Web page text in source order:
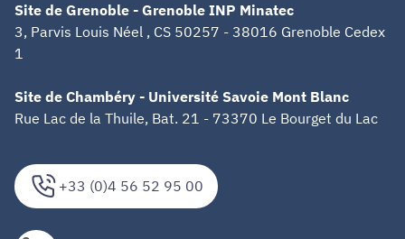
+33 (0)4 56 52 95 00
Site de Grenoble - Grenoble INP Minatec
3, Parvis Louis Néel , CS 50257 - 38016 Grenoble Cedex
1
Site de Chambéry - Université Savoie Mont Blanc
Rue Lac de la Thuile, Bat. 21 - 73370 Le Bourget du Lac